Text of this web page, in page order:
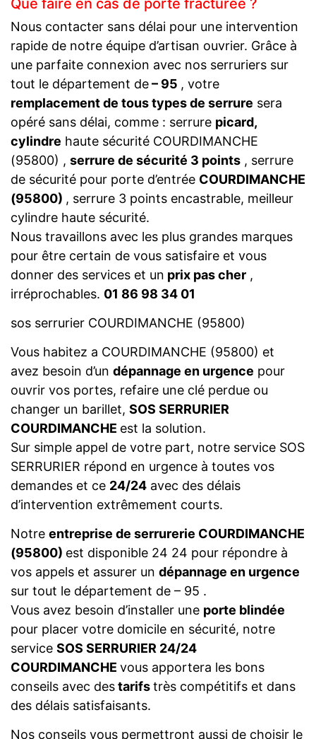
Que faire en cas de porte fracturée ?
Nous contacter sans délai pour une intervention
rapide de notre équipe d’artisan ouvrier. Grâce à
une parfaite connexion avec nos serruriers sur
tout le département de– 95 , votre
remplacement de tous types de serrure sera
opéré sans délai, comme : serrure picard,
cylindre haute sécurité COURDIMANCHE
(95800) , serrure de sécurité 3 points , serrure
de sécurité pour porte d’entrée COURDIMANCHE
(95800) , serrure 3 points encastrable, meilleur
cylindre haute sécurité.
Nous travaillons avec les plus grandes marques
pour être certain de vous satisfaire et vous
donner des services et un prix pas cher ,
irréprochables. 01 86 98 34 01
sos serrurier COURDIMANCHE (95800)
Vous habitez a COURDIMANCHE (95800) et
avez besoin d’un dépannage en urgence pour
ouvrir vos portes, refaire une clé perdue ou
changer un barillet, SOS SERRURIER
COURDIMANCHE est la solution.
Sur simple appel de votre part, notre service SOS
SERRURIER répond en urgence à toutes vos
demandes et ce 24/24 avec des délais
d’intervention extrêmement courts.
Notre entreprise de serrurerie COURDIMANCHE
(95800) est disponible 24 24 pour répondre à
vos appels et assurer un dépannage en urgence
sur tout le département de – 95 .
Vous avez besoin d’installer une porte blindée
pour placer votre domicile en sécurité, notre
service SOS SERRURIER 24/24
COURDIMANCHE vous apportera les bons
conseils avec destarifstrès compétitifs et dans
des délais satisfaisants.
Nos conseils vous permettront aussi de choisir le